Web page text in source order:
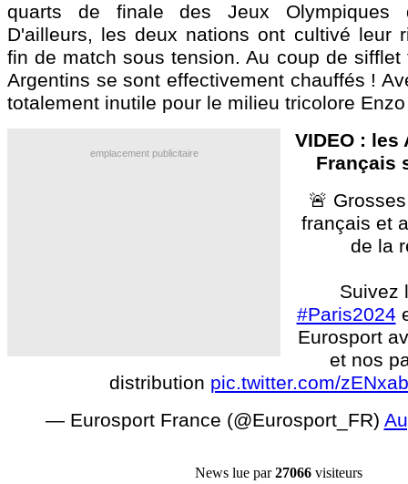
quarts de finale des Jeux Olympiques
D'ailleurs, les deux nations ont cultivé leur
fin de match sous tension. Au coup de sifflet
Argentins se sont effectivement chauffés !
totalement inutile pour le milieu tricolore
emplacement publicitaire
VIDEO : les
Français
🚨
français et
de la
Suivez
#Paris2024
Eurosport
et nos
distribution pic.twitter.com/
— Eurosport France (@Eurosport_FR)
News lue par27066 visiteurs